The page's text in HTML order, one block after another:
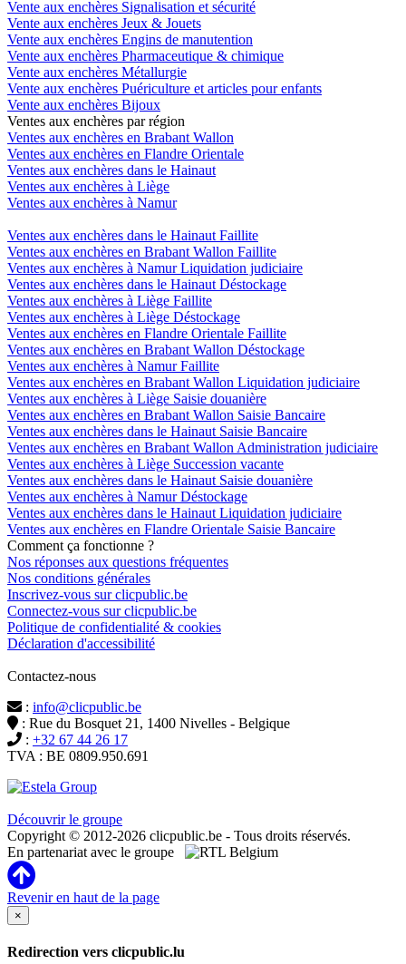
Vente aux enchères Signalisation et sécurité
Vente aux enchères Jeux & Jouets
Vente aux enchères Engins de manutention
Vente aux enchères Pharmaceutique & chimique
Vente aux enchères Métallurgie
Vente aux enchères Puériculture et articles pour enfants
Vente aux enchères Bijoux
Ventes aux enchères par région
Ventes aux enchères en Brabant Wallon
Ventes aux enchères en Flandre Orientale
Ventes aux enchères dans le Hainaut
Ventes aux enchères à Liège
Ventes aux enchères à Namur
Ventes aux enchères dans le Hainaut Faillite
Ventes aux enchères en Brabant Wallon Faillite
Ventes aux enchères à Namur Liquidation judiciaire
Ventes aux enchères dans le Hainaut Déstockage
Ventes aux enchères à Liège Faillite
Ventes aux enchères à Liège Déstockage
Ventes aux enchères en Flandre Orientale Faillite
Ventes aux enchères en Brabant Wallon Déstockage
Ventes aux enchères à Namur Faillite
Ventes aux enchères en Brabant Wallon Liquidation judiciaire
Ventes aux enchères à Liège Saisie douanière
Ventes aux enchères en Brabant Wallon Saisie Bancaire
Ventes aux enchères dans le Hainaut Saisie Bancaire
Ventes aux enchères en Brabant Wallon Administration judiciaire
Ventes aux enchères à Liège Succession vacante
Ventes aux enchères dans le Hainaut Saisie douanière
Ventes aux enchères à Namur Déstockage
Ventes aux enchères dans le Hainaut Liquidation judiciaire
Ventes aux enchères en Flandre Orientale Saisie Bancaire
Comment ça fonctionne ?
Nos réponses aux questions fréquentes
Nos conditions générales
Inscrivez-vous sur clicpublic.be
Connectez-vous sur clicpublic.be
Politique de confidentialité & cookies
Déclaration d'accessibilité
Contactez-nous
: info@clicpublic.be
: Rue du Bosquet 21, 1400 Nivelles - Belgique
: +32 67 44 26 17
TVA : BE 0809.950.691
Découvrir le groupe
Copyright © 2012-2026 clicpublic.be - Tous droits réservés.
En partenariat avec le groupe
Revenir en haut de la page
×
Redirection vers clicpublic.lu